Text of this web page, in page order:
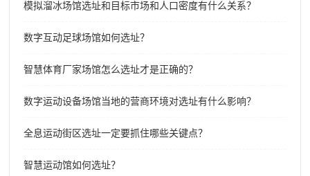
模拟溜冰场馆选址和目标市场和人口密度有什么关系？
数字互动足球场馆如何选址？
智慧体育厂家场馆怎么选址才是正确的？
数字运动设备场馆当地的营商环境对选址有什么影响？
全息运动街区选址一定要抓住哪些关键点？
智慧运动馆如何选址？